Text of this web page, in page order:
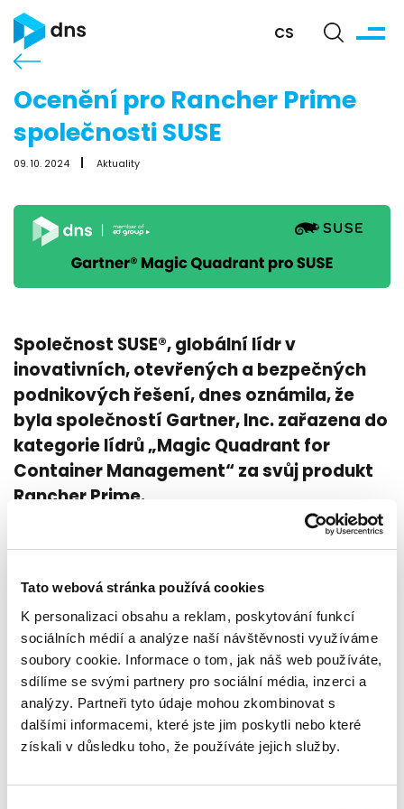
Tato webová stránka používá cookies
K personalizaci obsahu a reklam, poskytování funkcí
sociálních médií a analýze naší návštěvnosti využíváme
soubory cookie. Informace o tom, jak náš web používáte,
sdílíme se svými partnery pro sociální média, inzerci a
analýzy. Partneři tyto údaje mohou zkombinovat s
dalšími informacemi, které jste jim poskytli nebo které
získali v důsledku toho, že používáte jejich služby.
CS
Ocenění pro Rancher Prime
společnosti SUSE
09. 10. 2024 Aktuality
Společnost SUSE®, globální lídr v
inovativních, otevřených a bezpečných
podnikových řešení, dnes oznámila, že
byla společností Gartner, Inc. zařazena do
kategorie lídrů „Magic Quadrant for
Container Management“ za svůj produkt
Rancher Prime.
Magický kvadrant Gartner je výsledkem výzkumu na
konkrétním trhu a poskytuje širokoúhlý pohled na relativní
současnou vizi a jsou dobře připraveni na budoucnost.
„Vzhledem k tomu, jak se trh s cloudovými technologiemi
vyvíjí, nikdy nebyla nabídka moderních, otevřených a
bezpečných řešení důležitější. Je nám ctí, že jsme byli
jmenováni lídrem v Gartner Magic Quadrant. Věříme, že je to
důkaz našeho neochvějného odhodlání poskytovat našim
zákazníkům výjimečné výsledky,“ řekl Peter Smails, generální
ředitel Enterprise Container Management ve společnosti
SUSE. "Toto ocenění vnímáme jako potvrzení našeho závazku
v rychle se měnícím prostředí."